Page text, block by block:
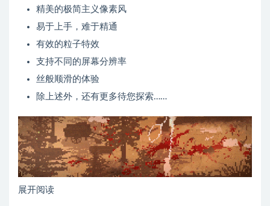
精美的极简主义像素风
易于上手，难于精通
有效的粒子特效
支持不同的屏幕分辨率
丝般顺滑的体验
除上述外，还有更多待您探索……
展开阅读